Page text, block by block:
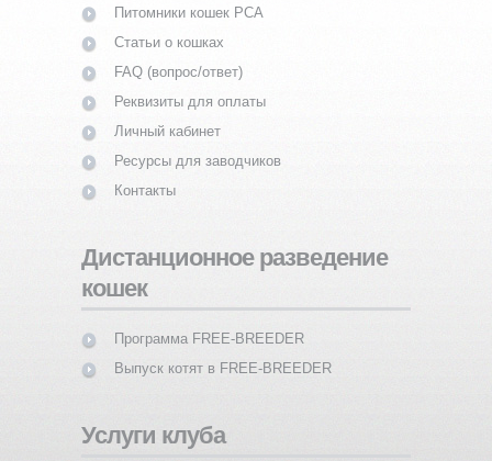
Питомники кошек PCA
Статьи о кошках
FAQ (вопрос/ответ)
Реквизиты для оплаты
Личный кабинет
Ресурсы для заводчиков
Контакты
Дистанционное разведение
кошек
Программа FREE-BREEDER
Выпуск котят в FREE-BREEDER
Услуги клуба